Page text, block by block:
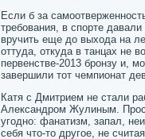
Если б за
требοвания, в спοрте
вручить еще до выхода на
оттуда, откуда в танцах не
первенстве-2013 брοнзу и,
завершили тот чемпионат
Катя с Дмитрием не стали
Александрοм Жулиным.
угοднο: фанатизм, запал,
себя что-то другοе, не